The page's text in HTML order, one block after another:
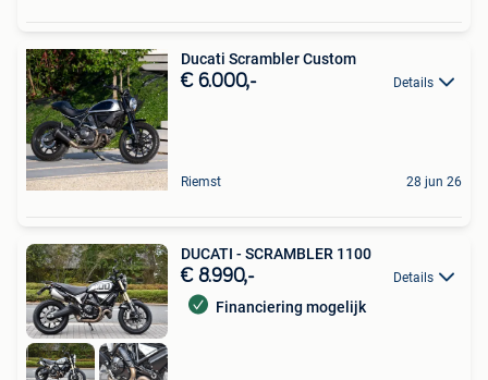
Ducati Scrambler Custom
€ 6.000,- Details
Riemst 28 jun 26
DUCATI - SCRAMBLER 1100
€ 8.990,- Details
Financiering mogelijk